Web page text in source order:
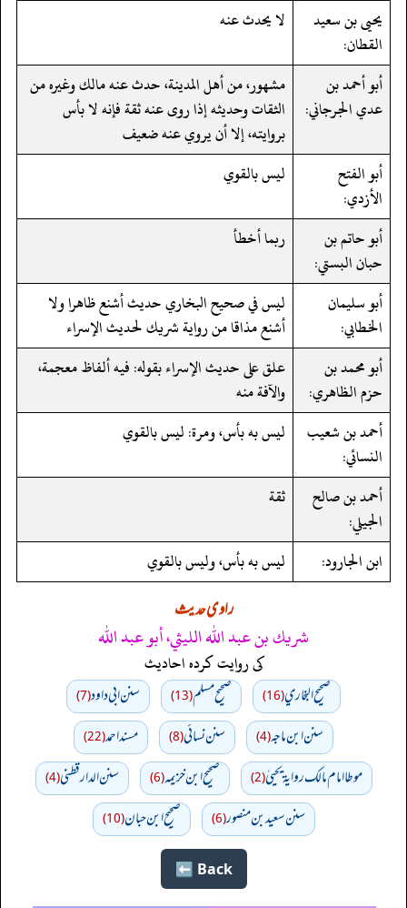
يحيى بن سعيد
القطان:
لا يحدث عنه
أبو أحمد بن
عدي الجرجاني:
مشهور، من أهل المدينة، حدث عنه مالك وغيره من
الثقات وحديثه إذا روى عنه ثقة فإنه لا بأس
بروايته، إلا أن يروي عنه ضعيف
أبو الفتح
الأزدي:
ليس بالقوي
أبو حاتم بن
حبان البستي:
ربما أخطأ
أبو سليمان
الخطابي:
ليس في صحيح البخاري حديث أشنع ظاهرا ولا
أشنع مذاقا من رواية شريك لحديث الإسراء
أبو محمد بن
حزم الظاهري:
علق على حديث الإسراء بقوله: فيه ألفاظ معجمة،
والآفة منه
أحمد بن شعيب
النسائي:
ليس به بأس، ومرة: ليس بالقوي
أحمد بن صالح
الجيلي:
ثقة
ابن الجارود: ليس به بأس، وليس بالقوي
راوی حدیث
شريك بن عبد الله الليثي، أبو عبد الله
کی روایت کردہ احادیث
صحيح البخاري(16) صحيح مسلم(13) سنن ابي داود(7)
سنن ابن ماجه(4) سنن نسائي(8) مسند احمد(22)
موطا امام مالك رواية يحييٰ(2) صحيح ابن خزيمه(6) سنن الدارقطني(4)
سنن سعید بن منصور(6) صحیح ابن حبان(10)
Back ⬅️